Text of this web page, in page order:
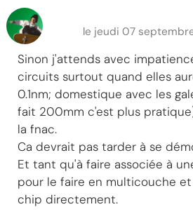
le jeudi 07
Sinon j'attends avec
circuits surtout quand elles
0.1nm; domestique avec les
fait 200mm c'est plus
la fnac.
Ca devrait pas tarder à se
Et tant qu'à faire associée à
pour le faire en multicouche
chip directement.